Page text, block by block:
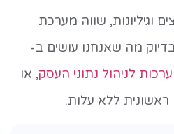
וגיליונות, שווה מערכת
מה שאנחנו עושים ב-
לניהול נתוני העסק, או
ראשונית ללא עלות.